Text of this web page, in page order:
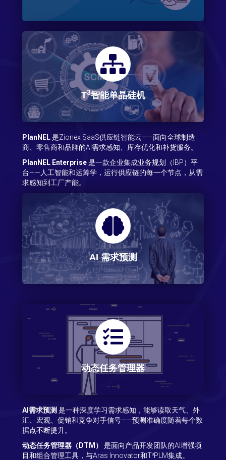
T3智能单晶硅机
PlanNEL是Zionex SaaS供应链智能云——面向全球制造
商、零售商和品牌的AI需求感知、库存优化和补货服务。
PlanNEL Enterprise是一款企业集成业务规划（IBP）平
台——人工智能和运筹学，运行供应链的每一个节点，从需
求感知到工厂产能。
AI 需求预测
动态任务管理器
AI需求预测 是一种深度学习需求感知，能够读取天气、外
汇、宏观、促销和竞争对手信号——预测准确度随着每个数
据点不断提升。
动态任务管理器（DTM）
是面向产品开发团队的AI增强项
目和组合管理工具，与Aras Innovator和T³PLM集成。